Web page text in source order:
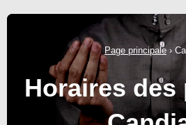
Page principale ›
Horaires des